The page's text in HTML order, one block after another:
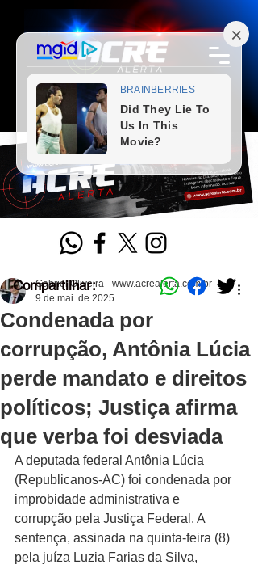
Condenada por
corrupção, Antônia Lúcia
perde mandato e direitos
políticos; Justiça afirma
que verba foi desviada
Gabriel Oliveira - www.acrealerta.com.br
9 de mai. de 2025
A deputada federal Antônia Lúcia
(Republicanos-AC) foi condenada por
improbidade administrativa e
corrupção pela Justiça Federal. A
sentença, assinada na quinta-feira (8)
pela juíza Luzia Farias da Silva,
Compartilhar: